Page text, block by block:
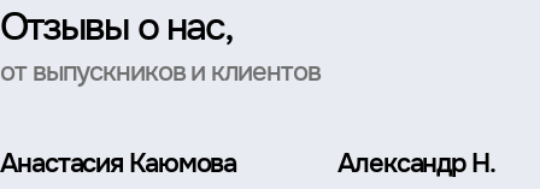
Отзывы о нас,
от выпускников и клиентов
Анастасия Каюмова Александр Н.